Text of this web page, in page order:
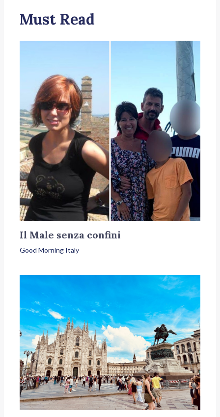
Must Read
Il Male senza confini
Good Morning Italy